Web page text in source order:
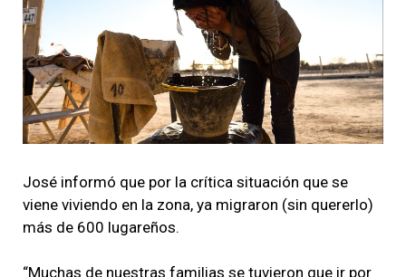
José informó que por la crítica situación que se
viene viviendo en la zona, ya migraron (sin quererlo)
más de 600 lugareños.
“Muchas de nuestras familias se tuvieron que ir por